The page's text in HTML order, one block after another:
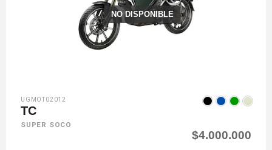
NO DISPONIBLE
UGMOT02012
TC
SUPER SOCO
$4.000.000